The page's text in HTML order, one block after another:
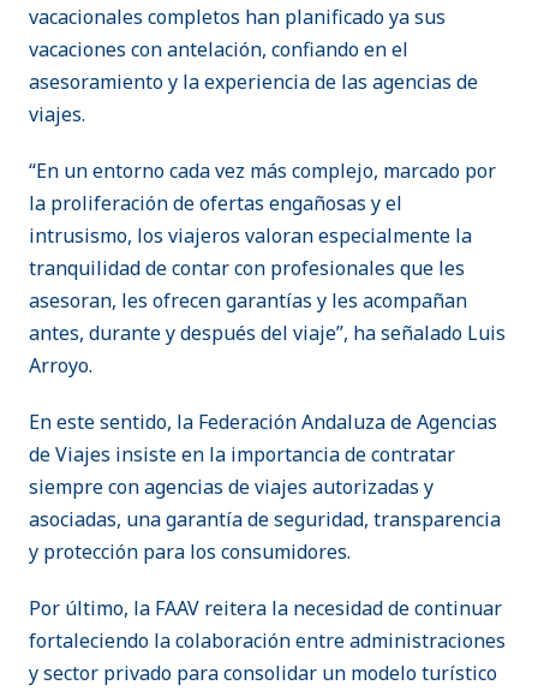
vacacionales completos han planificado ya sus
vacaciones con antelación, confiando en el
asesoramiento y la experiencia de las agencias de
viajes.
“En un entorno cada vez más complejo, marcado por
la proliferación de ofertas engañosas y el
intrusismo, los viajeros valoran especialmente la
tranquilidad de contar con profesionales que les
asesoran, les ofrecen garantías y les acompañan
antes, durante y después del viaje”, ha señalado Luis
Arroyo.
En este sentido, la Federación Andaluza de Agencias
de Viajes insiste en la importancia de contratar
siempre con agencias de viajes autorizadas y
asociadas, una garantía de seguridad, transparencia
y protección para los consumidores.
Por último, la FAAV reitera la necesidad de continuar
fortaleciendo la colaboración entre administraciones
y sector privado para consolidar un modelo turístico